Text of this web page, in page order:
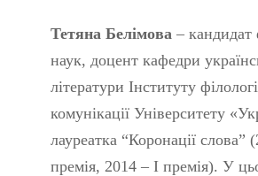
Тетяна Белімова – кандидат
наук, доцент кафедри
літератури Інституту
комунікації Університету
лауреатка “Коронації слова”
премія, 2014 – І премія). У